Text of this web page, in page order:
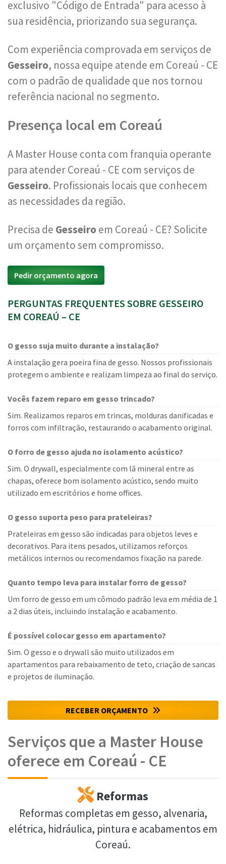
exclusivo "Código de Entrada" para acesso à
sua residência, priorizando sua segurança.
Com experiência comprovada em serviços de
Gesseiro, nossa equipe atende em Coreaú - CE
com o padrão de qualidade que nos tornou
referência nacional no segmento.
Presença local em Coreaú
A Master House conta com franquia operante
para atender Coreaú - CE com serviços de
Gesseiro. Profissionais locais que conhecem
as necessidades da região.
Precisa de Gesseiro em Coreaú - CE? Solicite
um orçamento sem compromisso.
Pedir orçamento agora
PERGUNTAS FREQUENTES SOBRE GESSEIRO
EM COREAÚ – CE
O gesso suja muito durante a instalação?
A instalação gera poeira fina de gesso. Nossos profissionais
protegem o ambiente e realizam limpeza ao final do serviço.
Vocês fazem reparo em gesso trincado?
Sim. Realizamos reparos em trincas, molduras danificadas e
forros com infiltração, restaurando o acabamento original.
O forro de gesso ajuda no isolamento acústico?
Sim. O drywall, especialmente com lã mineral entre as
chapas, oferece bom isolamento acústico, sendo muito
utilizado em escritórios e home offices.
O gesso suporta peso para prateleiras?
Prateleiras em gesso são indicadas para objetos leves e
decorativos. Para itens pesados, utilizamos reforços
metálicos internos ou recomendamos fixação na parede.
Quanto tempo leva para instalar forro de gesso?
Um forro de gesso em um cômodo padrão leva em média de 1
a 2 dias úteis, incluindo instalação e acabamento.
É possível colocar gesso em apartamento?
Sim. O gesso e o drywall são muito utilizados em
apartamentos para rebaixamento de teto, criação de sancas
e projetos de iluminação.
RECEBER ORÇAMENTO
Serviços que a Master House
oferece em Coreaú - CE
Reformas
Reformas completas em gesso, alvenaria,
elétrica, hidráulica, pintura e acabamentos em
Coreaú.